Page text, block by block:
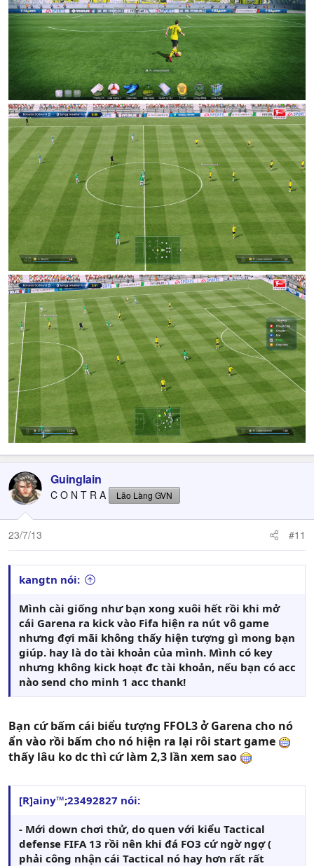
Guinglain
C O N T R A Lão Làng GVN
23/7/13 #11
kangtn nói:
Mình cài giống như bạn xong xuôi hết rồi khi mở
cái Garena ra kick vào Fifa hiện ra nút vô game
nhưng đợi mãi không thấy hiện tượng gì mong bạn
giúp. hay là do tài khoản của mình. Mình có key
nhưng không kick hoạt đc tài khoản, nếu bạn có acc
nào send cho minh 1 acc thank!
Bạn cứ bấm cái biểu tượng FFOL3 ở Garena cho nó
ẩn vào rồi bấm cho nó hiện ra lại rôi start game
thấy lâu ko dc thì cứ làm 2,3 lần xem sao
[R]ainy™;23492827 nói:
- Mới down chơi thử, do quen với kiểu Tactical
defense FIFA 13 rồi nên khi đá FO3 cứ ngờ ngợ (
phải công nhận cái Tactical nó hay hơn rất rất